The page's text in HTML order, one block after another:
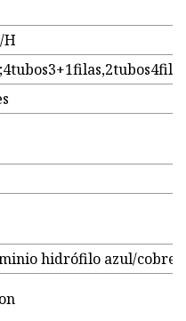
H
hidrófilo azul/cobre